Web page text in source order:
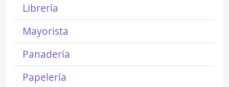
Librería
Mayorista
Panadería
Papelería